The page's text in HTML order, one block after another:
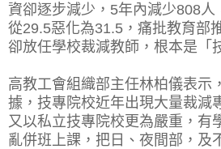
資卻逐步減少，5年內減少808
從29.5惡化為31.5，痛批教育部
卻放任學校裁減教師，根本是「
高教工會組織部主任林柏儀表示
據，技專院校近年出現大量裁減
又以私立技專院校更為嚴重，有
亂併班上課，把日、夜間部，及